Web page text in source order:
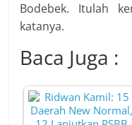
Bodebek. Itulah
katanya.
Baca Juga :